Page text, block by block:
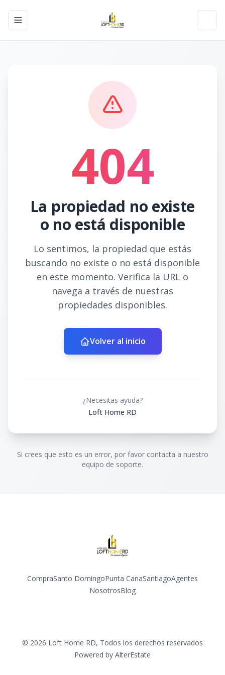
Toggle navigation menu
404
La propiedad no existe
o no está disponible
Lo sentimos, la propiedad que estás
buscando no existe o no está disponible
en este momento. Verifica la URL o
navega a través de nuestras
propiedades disponibles.
Volver al inicio
¿Necesitas ayuda?
Loft Home RD
Si crees que esto es un error, por favor contacta a nuestro
equipo de soporte.
CompraSanto DomingoPunta CanaSantiagoAgentes
NosotrosBlog
© 2026 Loft Home RD, Todos los derechos reservados
Powered by AlterEstate